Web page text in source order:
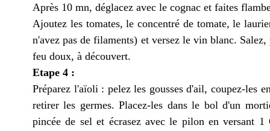
Après 10 mn, déglacez avec le cognac et faites
Ajoutez les tomates, le concentré de tomate, le
n'avez pas de filaments) et versez le vin blanc.
feu doux, à découvert.
Etape 4 :
Préparez l'aïoli : pelez les gousses d'ail, coupez-les
retirer les germes. Placez-les dans le bol d'un
pincée de sel et écrasez avec le pilon en versant